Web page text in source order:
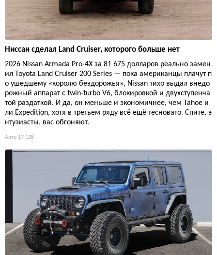
Ниссан сделал Land Cruiser, которого больше нет
2026 Nissan Armada Pro-4X за 81 675 долларов реально замен
ил Toyota Land Cruiser 200 Series — пока американцы плачут п
о ушедшему «королю бездорожья», Nissan тихо выдал внедо
рожный аппарат с twin-turbo V6, блокировкой и двухступенча
той раздаткой. И да, он меньше и экономичнее, чем Tahoe и
ли Expedition, хотя в третьем ряду всё ещё тесновато. Спите, э
нтузиасты, вас обгоняют.
Авто 17 128